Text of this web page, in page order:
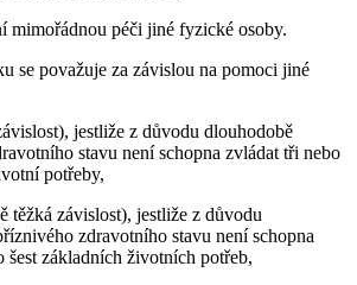
mimořádnou péči jiné fyzické osoby.
se považuje za závislou na pomoci jiné
jestliže z důvodu dlouhodobě
stavu není schopna zvládat tři nebo
potřeby,
těžká závislost), jestliže z důvodu
zdravotního stavu není schopna
šest základních životních potřeb,